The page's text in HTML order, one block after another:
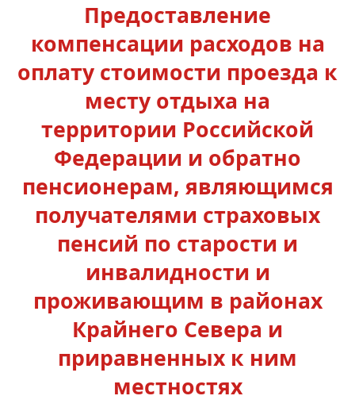
Предоставление
компенсации расходов на
оплату стоимости проезда к
месту отдыха на
территории Российской
Федерации и обратно
пенсионерам, являющимся
получателями страховых
пенсий по старости и
инвалидности и
проживающим в районах
Крайнего Севера и
приравненных к ним
местностях